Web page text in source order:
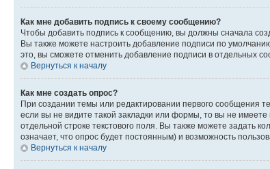
Как мне добавить подпись к своему сообщению?
Чтобы добавить подпись к сообщению, вы должны сначала
Вы также можете настроить добавление подписи по
это, вы сможете отменить добавление подписи в отдельных
Вернуться к началу
Как мне создать опрос?
При создании темы или редактировании первого сообщения
если вы не видите такой закладки или формы, то вы не
отдельной строке текстового поля. Вы также можете задать
означает, что опрос будет постоянным) и возможность
Вернуться к началу